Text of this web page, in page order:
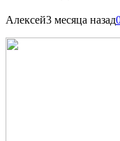
Алексей3 месяца назад